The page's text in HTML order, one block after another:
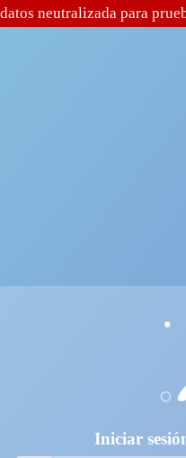
neutralizada para
Iniciar